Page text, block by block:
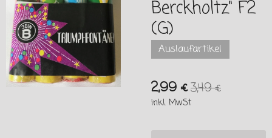
Berckholtz" F2
(G)
Auslaufartikel
2,99 €3,49 €
inkl. MwSt